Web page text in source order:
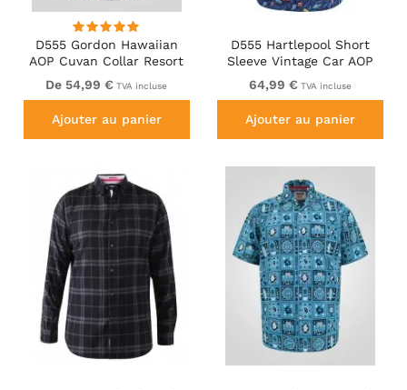
D555 Gordon Hawaiian
AOP Cuvan Collar Resort
Short Sleeve Black
De 54,99 € TVA incluse
Ajouter au panier
D555 Hartlepool Short
Sleeve Vintage Car AOP
Stretch Shirt Blue
64,99 € TVA incluse
Ajouter au panier